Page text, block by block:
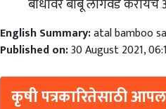
English Summary:
Published on:30 August 2021,
कृषी पत्रकारितेसाठी
प्रिय वाचक, आमच्यात सामील